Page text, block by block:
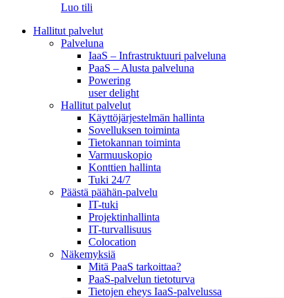
Luo tili
Hallitut palvelut
Palveluna
IaaS – Infrastruktuuri palveluna
PaaS – Alusta palveluna
Powering
user delight
Hallitut palvelut
Käyttöjärjestelmän hallinta
Sovelluksen toiminta
Tietokannan toiminta
Varmuuskopio
Konttien hallinta
Tuki 24/7
Päästä päähän-palvelu
IT-tuki
Projektinhallinta
IT-turvallisuus
Colocation
Näkemyksiä
Mitä PaaS tarkoittaa?
PaaS-palvelun tietoturva
Tietojen eheys IaaS-palvelussa